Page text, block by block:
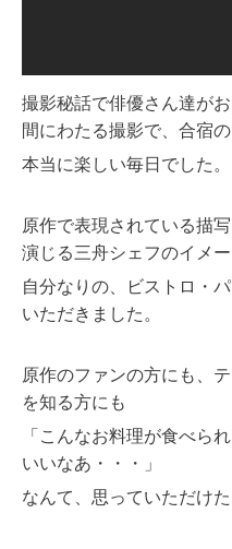
撮影秘話で俳優さん達が
間にわたる撮影で、合宿
本当に楽しい毎日でした。
原作で表現されている描
演じる三舟シェフのイメ
自分なりの、ビストロ・
いただきました。
原作のファンの方にも、
を知る方にも
「こんなお料理が食べら
いいなあ・・・」
なんて、思っていただけ